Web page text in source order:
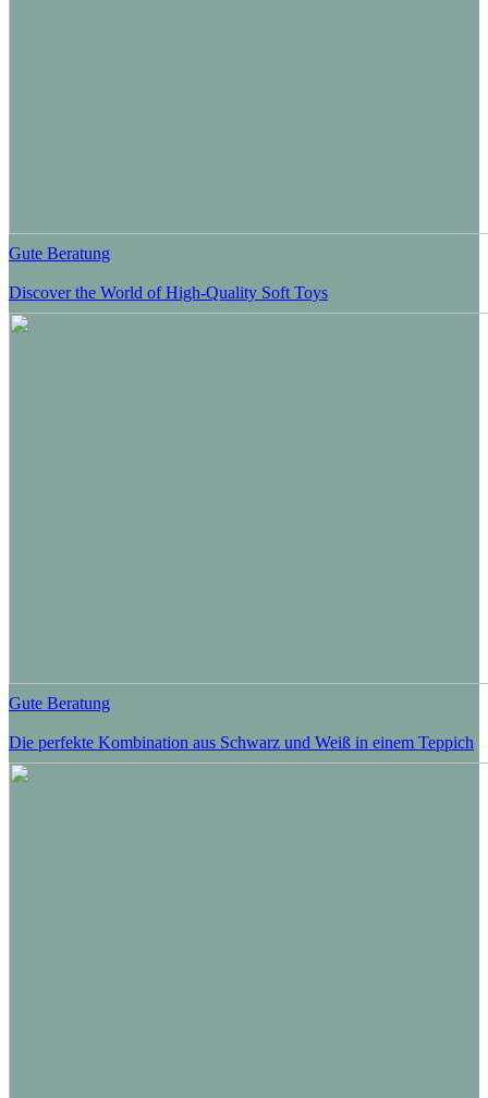
Gute Beratung
Discover the World of High-Quality Soft Toys
Gute Beratung
Die perfekte Kombination aus Schwarz und Weiß in einem Teppich